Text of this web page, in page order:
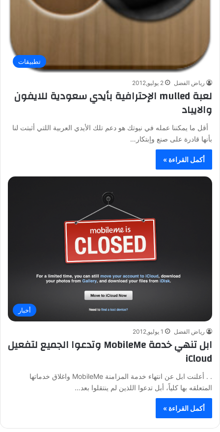
تطبيقات
رياض الفضل 2 يوليو,2012
لعبة mulled الإحترافية بأيدي سعودية للايفون
والايباد
أقل ما يمكننا عمله في نيوتك هو دعم تلك الأيدي العربية اللتي أثبتت لنا
بأنها قادرة على صنع وإبتكار…
أكمل القراءة »
أخبار
رياض الفضل 1 يوليو,2012
ابل تنهي خدمة MobileMe وتدعوا الجميع لتفعيل
iCloud
. . أعلنت ابل عن انتهاء خدمة المزامنة MobileMe واغلاق خدماتها
المتعلقه بها كلياً، أبل تدعوا اللذين لم ينتقلوا بعد…
أكمل القراءة »